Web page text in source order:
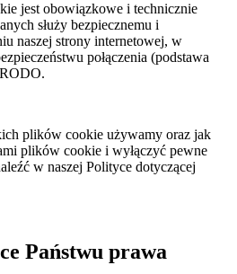
jest obowiązkowe i technicznie
służy bezpiecznemu i
naszej strony internetowej, w
połączenia (podstawa
plików cookie używamy oraz jak
plików cookie i wyłączyć pewne
w naszej Polityce dotyczącej
Państwu prawa